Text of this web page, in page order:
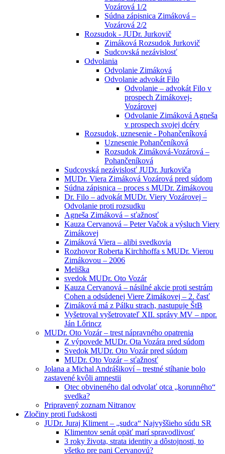
Vozárová 1/2
Súdna zápisnica Zimáková –
Vozárová 2/2
Rozsudok - JUDr. Jurkovič
Zimáková Rozsudok Jurkovič
Sudcovská nezávislosť
Odvolania
Odvolanie Zimáková
Odvolanie advokát Filo
Odvolanie – advokát Filo v
prospech Zimákovej-
Vozárovej
Odvolanie Zimáková Agneša
v prospech svojej dcéry
Rozsudok, uznesenie - Pohančeníková
Uznesenie Pohančeníková
Rozsudok Zimáková-Vozárová –
Pohančeníková
Sudcovská nezávislosť JUDr. Jurkoviča
MUDr. Viera Zimáková Vozárová pred súdom
Súdna zápisnica – proces s MUDr. Zimákovou
Dr. Filo – advokát MUDr. Viery Vozárovej –
Odvolanie proti rozsudku
Agneša Zimáková – sťažnosť
Kauza Cervanová – Peter Vačok a výsluch Viery
Zimákovej
Zimáková Viera – alibi svedkovia
Rozhovor Roberta Kirchhoffa s MUDr. Vierou
Zimákovou – 2006
Meliška
svedok MUDr. Oto Vozár
Kauza Cervanová – násilné akcie proti sestrám
Cohen a odsúdenej Viere Zimákovej – 2. časť
Zimáková má z Pálku strach, nastupuje ŠtB
Vyšetroval vyšetrovateľ XII. správy MV – npor.
Ján Lőrincz
MUDr. Oto Vozár – trest nápravného opatrenia
Z výpovede MUDr. Ota Vozára pred súdom
Svedok MUDr. Oto Vozár pred súdom
MUDr. Oto Vozár – sťažnosť
Jolana a Michal Andrášikoví – trestné stíhanie bolo
zastavené kvôli amnestii
Otec obvineného dal odvolať otca „korunného“
svedka?
Pripravený zoznam Nitranov
Zločiny proti ľudskosti
JUDr. Juraj Kliment – „sudca“ Najvyššieho súdu SR
Klimentov senát opäť marí spravodlivosť
3 roky života, strata identity a dôstojnosti, to
všetko pre pani Cervanovú?